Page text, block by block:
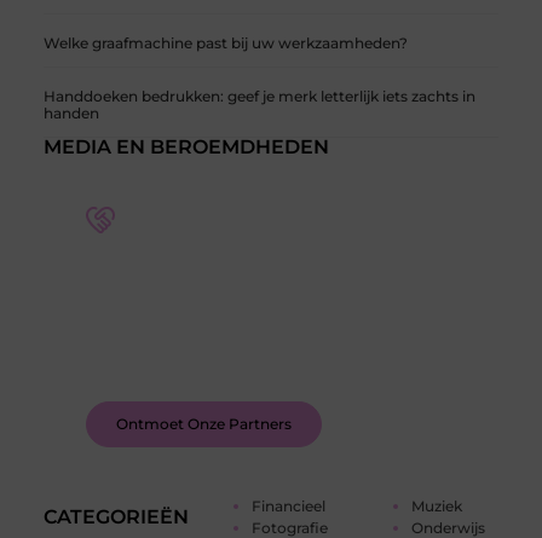
Welke graafmachine past bij uw werkzaamheden?
Handdoeken bedrukken: geef je merk letterlijk iets zachts in
handen
CATEGORIEËN
Financieel
Fotografie
Muziek
Onderwijs
MEDIA EN BEROEMDHEDEN
Ontmoet Onze Partners